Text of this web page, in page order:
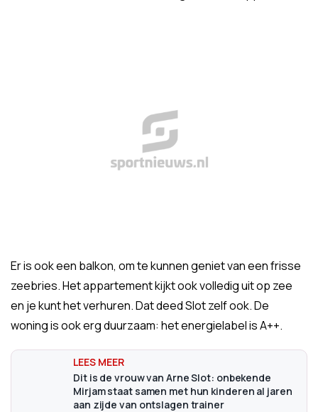
Er is ook een balkon, om te kunnen geniet van een frisse
zeebries. Het appartement kijkt ook volledig uit op zee
en je kunt het verhuren. Dat deed Slot zelf ook. De
woning is ook erg duurzaam: het energielabel is A++.
Dit is de vrouw van Arne Slot: onbekende
Mirjam staat samen met hun kinderen al jaren
aan zijde van ontslagen trainer